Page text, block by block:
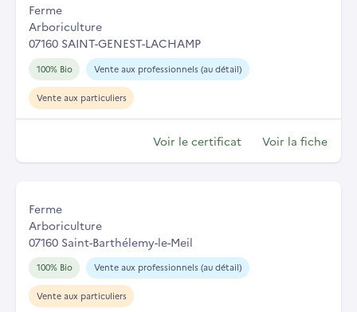
Ferme
Arboriculture
07160 SAINT-GENEST-LACHAMP
100% Bio Vente aux professionnels (au détail)
Vente aux particuliers
Voir le certificat Voir la fiche
Ferme
Arboriculture
07160 Saint-Barthélemy-le-Meil
100% Bio Vente aux professionnels (au détail)
Vente aux particuliers